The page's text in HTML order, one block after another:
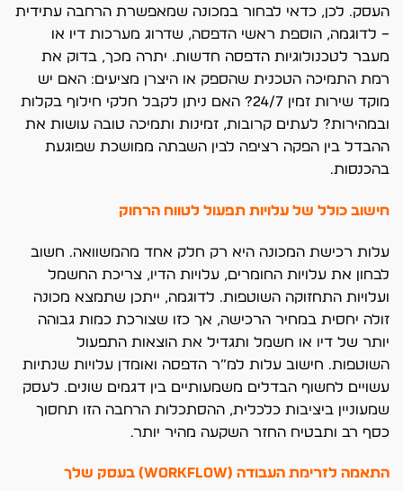
העסק. לכן, כדאי לבחור במכונה שמאפשרת הרחבה עתידית
– לדוגמה, הוספת ראשי הדפסה, שדרוג מערכות דיו או
מעבר לטכנולוגיות הדפסה חדשות. יתרה מכך, בדוק את
רמת התמיכה הטכנית שהספק או היצרן מציעים: האם יש
מוקד שירות זמין 24/7? האם ניתן לקבל חלקי חילוף בקלות
ובמהירות? לעתים קרובות, זמינות ותמיכה טובה עושות את
ההבדל בין הפקה רציפה לבין השבתה ממושכת שפוגעת
בהכנסות.
חישוב כולל של עלויות תפעול לטווח הרחוק
עלות רכישת המכונה היא רק חלק אחד מהמשוואה. חשוב
לבחון את עלויות החומרים, עלויות הדיו, צריכת החשמל
ועלויות התחזוקה השוטפות. לדוגמה, ייתכן שתמצא מכונה
זולה יחסית במחיר הרכישה, אך כזו שצורכת כמות גבוהה
יותר של דיו או חשמל ותגדיל את הוצאות התפעול
השוטפות. חישוב עלות למ”ר הדפסה ואומדן עלויות שנתיות
עשויים לחשוף הבדלים משמעותיים בין דגמים שונים. לעסק
שמעוניין ביציבות כלכלית, ההסתכלות הרחבה הזו תחסוך
כסף רב ותבטיח החזר השקעה מהיר יותר.
התאמה לזרימת העבודה (Workflow) בעסק שלך